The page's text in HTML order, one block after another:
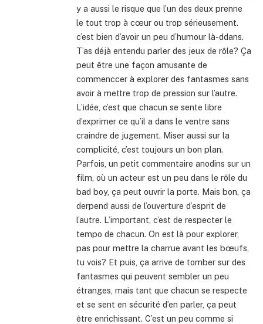
y a aussi le risque que l’un des deux prenne
le tout trop à cœur ou trop sérieusement.
c’est bien d’avoir un peu d’humour là-ddans.
T’as déjà entendu parler des jeux de rôle? Ça
peut être une façon amusante de
commenccer à explorer des fantasmes sans
avoir à mettre trop de pression sur l’autre.
L’idée, c’est que chacun se sente libre
d’exprimer ce qu’il a dans le ventre sans
craindre de jugement. Miser aussi sur la
complicité, c’est toujours un bon plan.
Parfois, un petit commentaire anodins sur un
film, où un acteur est un peu dans le rôle du
bad boy, ça peut ouvrir la porte. Mais bon, ça
derpend aussi de l’ouverture d’esprit de
l’autre. L’important, c’est de respecter le
tempo de chacun. On est là pour explorer,
pas pour mettre la charrue avant les bœufs,
tu vois? Et puis, ça arrive de tomber sur des
fantasmes qui peuvent sembler un peu
étranges, mais tant que chacun se respecte
et se sent en sécurité d’en parler, ça peut
être enrichissant. C’est un peu comme si